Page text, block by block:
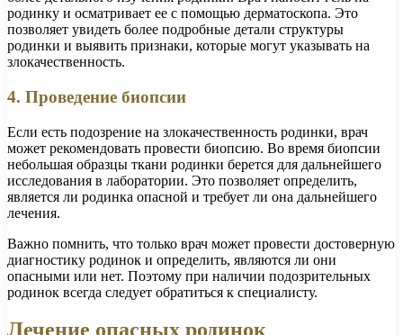
родинку и осматривает ее с помощью дерматоскопа. Это
позволяет увидеть более подробные детали структуры
родинки и выявить признаки, которые могут указывать на
злокачественность.
4. Проведение биопсии
Если есть подозрение на злокачественность родинки, врач
может рекомендовать провести биопсию. Во время биопсии
небольшая образцы ткани родинки берется для дальнейшего
исследования в лаборатории. Это позволяет определить,
является ли родинка опасной и требует ли она дальнейшего
лечения.
Важно помнить, что только врач может провести достоверную
диагностику родинок и определить, являются ли они
опасными или нет. Поэтому при наличии подозрительных
родинок всегда следует обратиться к специалисту.
Лечение опасных родинок